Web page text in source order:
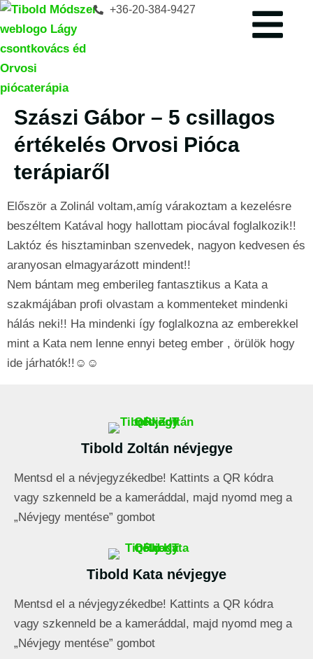
+36-20-384-9427
Szászi Gábor – 5 csillagos
értékelés Orvosi Pióca
terápiaről
Először a Zolinál voltam,amíg várakoztam a kezelésre
beszéltem Katával hogy hallottam piocával foglalkozik!!
Laktóz és hisztaminban szenvedek, nagyon kedvesen és
aranyosan elmagyarázott mindent!!
Nem bántam meg emberileg fantasztikus a Kata a
szakmájában profi olvastam a kommenteket mindenki
hálás neki!! Ha mindenki így foglalkozna az emberekkel
mint a Kata nem lenne ennyi beteg ember , örülök hogy
ide járhatók!!☺️☺️
Tibold Zoltán névjegye
Mentsd el a névjegyzékedbe! Kattints a QR kódra
vagy szkenneld be a kameráddal, majd nyomd meg a
„Névjegy mentése” gombot
Tibold Kata névjegye
Mentsd el a névjegyzékedbe! Kattints a QR kódra
vagy szkenneld be a kameráddal, majd nyomd meg a
„Névjegy mentése” gombot